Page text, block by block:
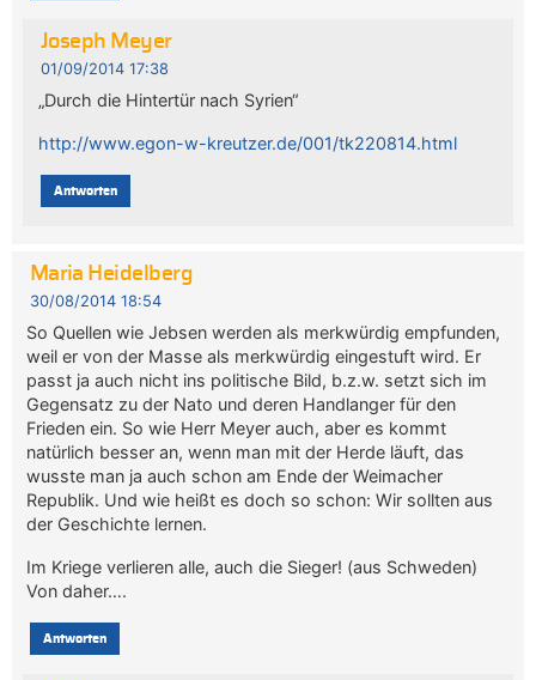
Joseph Meyer
01/09/2014 17:38
„Durch die Hintertür nach Syrien“
http://www.egon-w-kreutzer.de/001/tk220814.html
Antworten
Maria Heidelberg
30/08/2014 18:54
So Quellen wie Jebsen werden als merkwürdig empfunden,
weil er von der Masse als merkwürdig eingestuft wird. Er
passt ja auch nicht ins politische Bild, b.z.w. setzt sich im
Gegensatz zu der Nato und deren Handlanger für den
Frieden ein. So wie Herr Meyer auch, aber es kommt
natürlich besser an, wenn man mit der Herde läuft, das
wusste man ja auch schon am Ende der Weimacher
Republik. Und wie heißt es doch so schon: Wir sollten aus
der Geschichte lernen.
Im Kriege verlieren alle, auch die Sieger! (aus Schweden)
Von daher….
Antworten